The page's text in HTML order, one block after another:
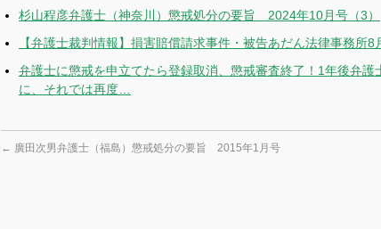
杉山程彦弁護士（神奈川）懲戒処分の要旨 2024年10月号（3）
【弁護士裁判情報】損害賠償請求事件・被告あだん法律事務所8
弁護士に懲戒を申立てたら登録取消、懲戒審査終了！1年後弁
に、それでは再度…
← 廣田次男弁護士（福島）懲戒処分の要旨 2015年1月号